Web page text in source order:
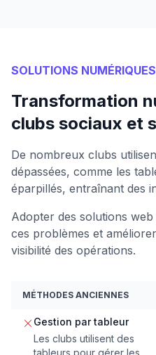
SOLUTIONS NUMÉRIQUES
Transformation
clubs sociaux et
De nombreux clubs
dépassées, comme les
éparpillés, entraînant des
Adopter des solutions
ces problèmes et
visibilité des opérations.
MÉTHODES ANCIENNES
Gestion par tableur
Les clubs utilisent des